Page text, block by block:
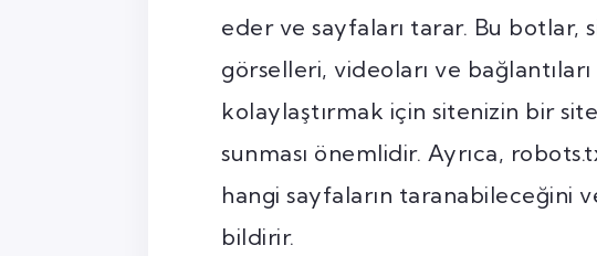
eder ve sayfaları tarar. Bu botlar,
görselleri, videoları ve
kolaylaştırmak için sitenizin bir
sunması önemlidir. Ayrıca,
hangi sayfaların taranabileceğini
bildirir.